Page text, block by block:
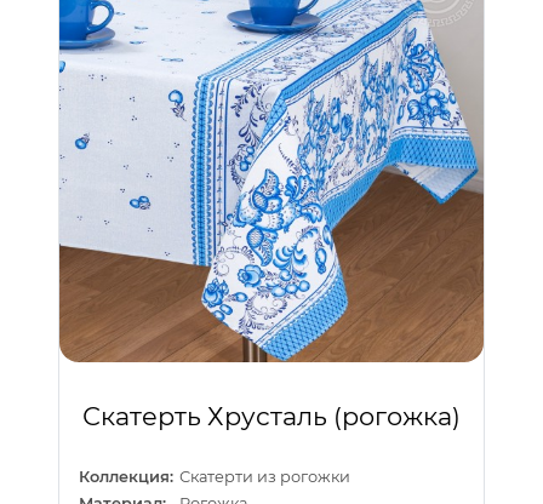
Скатерть Хрусталь (рогожка)
Коллекция: Скатерти из рогожки